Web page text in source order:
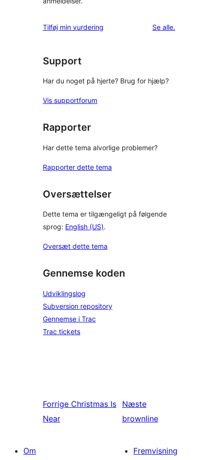
Tilføj min vurdering Se alleanmeldelser
.
Support
Har du noget på hjerte? Brug for hjælp?
Vis supportforum
Rapporter
Har dette tema alvorlige problemer?
Rapporter dette tema
Oversættelser
Dette tema er tilgængeligt på følgende
sprog: English (US).
Oversæt dette tema
Gennemse koden
Udviklingslog
Subversion repository
Gennemse i Trac
Trac tickets
Forrige Christmas Is
Near
Næste
brownline
Om
Fremvisning